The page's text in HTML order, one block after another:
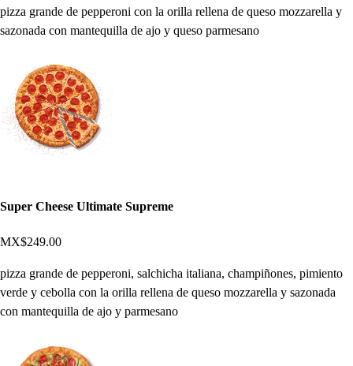
pizza grande de pepperoni con la orilla rellena de queso mozzarella y
sazonada con mantequilla de ajo y queso parmesano
Super Cheese Ultimate Supreme
MX$249.00
pizza grande de pepperoni, salchicha italiana, champiñones, pimiento
verde y cebolla con la orilla rellena de queso mozzarella y sazonada
con mantequilla de ajo y parmesano